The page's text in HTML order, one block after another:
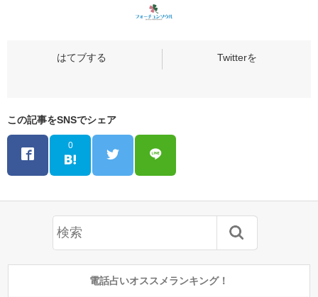
この記事をSNSでシェア
0
電話占いオススメランキング！